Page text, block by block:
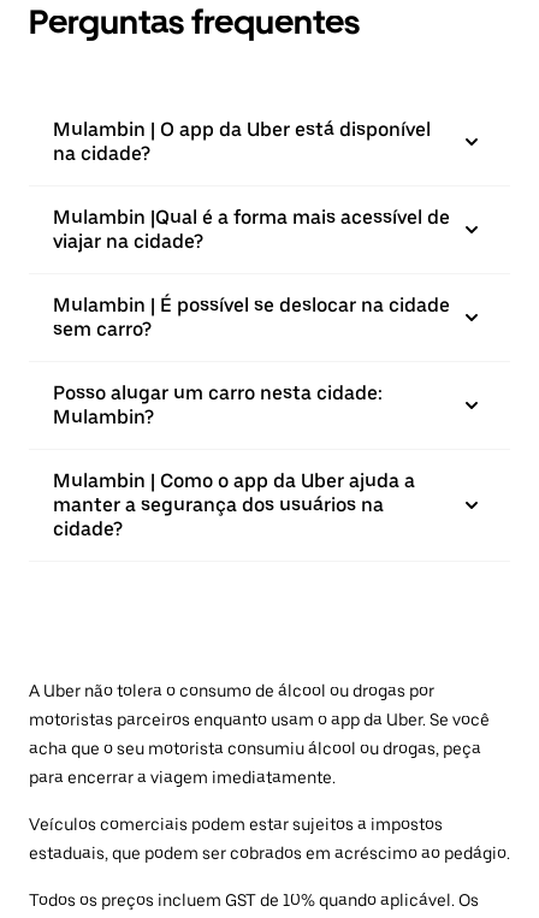
Perguntas frequentes
Mulambin | O app da Uber está disponível
na cidade?
Mulambin |⁠Qual é a forma mais acessível de
viajar na cidade?
Mulambin | É possível se deslocar na cidade
sem carro?
Posso alugar um carro nesta cidade:
Mulambin?
Mulambin | Como o app da Uber ajuda a
manter a segurança dos usuários na
cidade?
A Uber não tolera o consumo de álcool ou drogas por
motoristas parceiros enquanto usam o app da Uber. Se você
acha que o seu motorista consumiu álcool ou drogas, peça
para encerrar a viagem imediatamente.
Veículos comerciais podem estar sujeitos a impostos
estaduais, que podem ser cobrados em acréscimo ao pedágio.
Todos os preços incluem GST de 10% quando aplicável. Os